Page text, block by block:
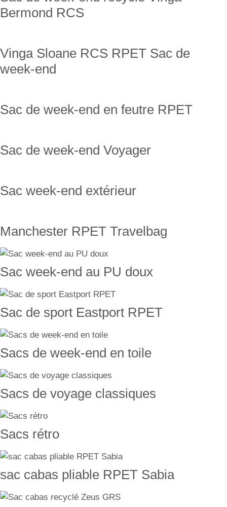
Bermond RCS
Vinga Sloane RCS RPET Sac de
week-end
Sac de week-end en feutre RPET
Sac de week-end Voyager
Sac week-end extérieur
Manchester RPET Travelbag
Sac week-end au PU doux
Sac de sport Eastport RPET
Sacs de week-end en toile
Sacs de voyage classiques
Sacs rétro
sac cabas pliable RPET Sabia